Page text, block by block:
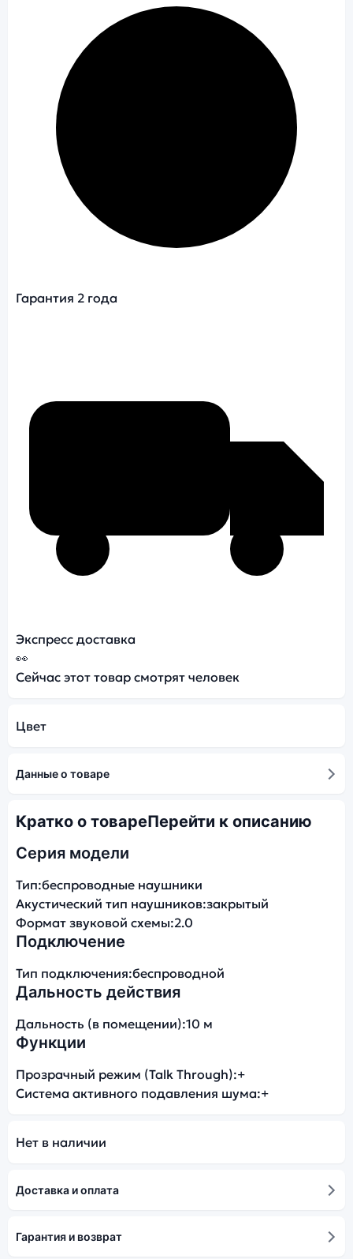
Гарантия 2 года
Экспресс доставка
👀
Сейчас этот товар смотрят человек
Цвет
Данные о товаре
Кратко о товареПерейти к описанию
Серия модели
Тип:беспроводные наушники
Акустический тип наушников:закрытый
Формат звуковой схемы:2.0
Подключение
Тип подключения:беспроводной
Дальность действия
Дальность (в помещении):10 м
Функции
Прозрачный режим (Talk Through):+
Система активного подавления шума:+
Нет в наличии
Доставка и оплата
Гарантия и возврат